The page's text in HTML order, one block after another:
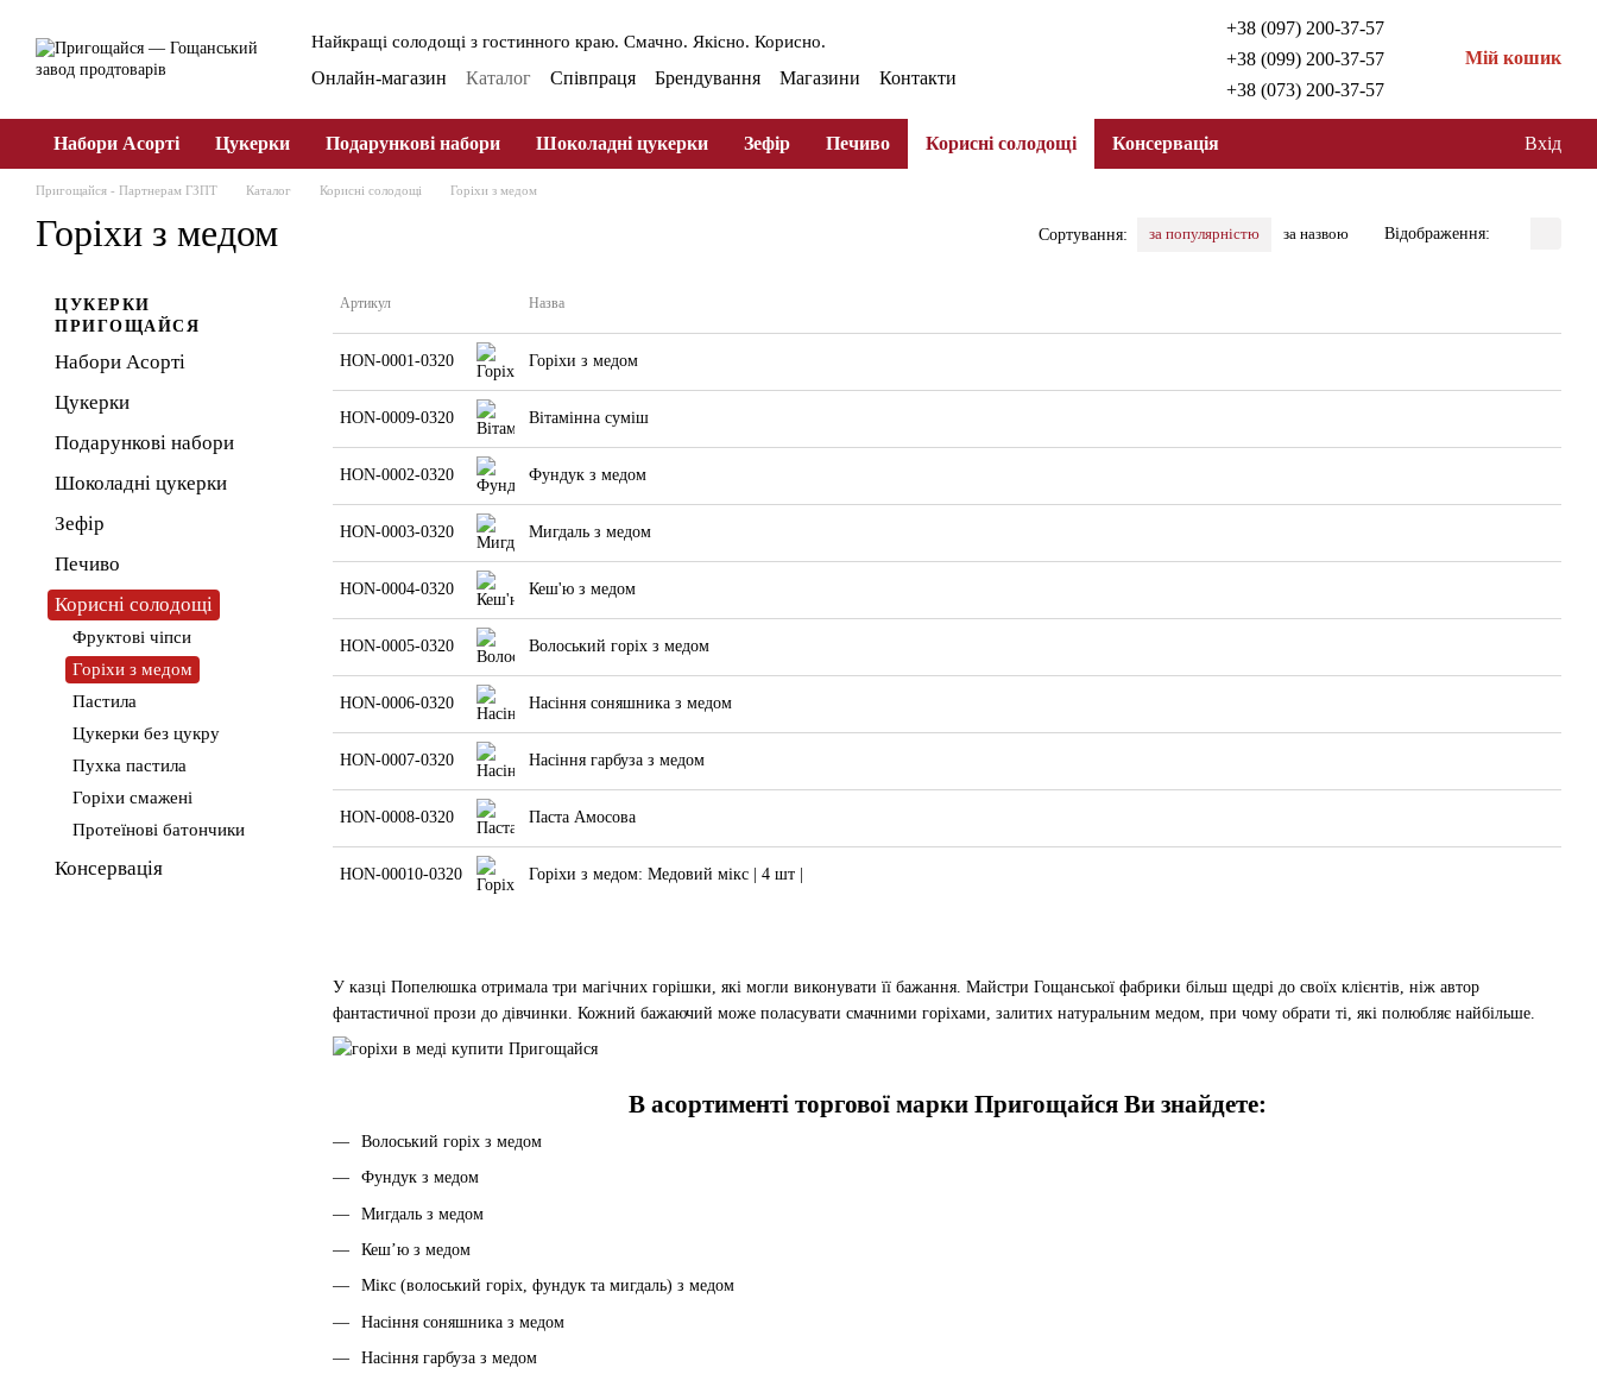
Найкращі солодощі з гостинного краю. Смачно. Якісно. Корисно.
Онлайн-магазин Каталог Співпраця Брендування Магазини
Контакти
+38 (097) 200-37-57
+38 (099) 200-37-57
+38 (073) 200-37-57
Мій кошик
Набори Асорті Цукерки Подарункові набори Шоколадні цукерки Зефір Печиво Корисні солодощі Консервація Вхід
Пригощайся - Партнерам ГЗПТ Каталог Корисні солодощі Горіхи з медом
Горіхи з медом Сортування: за популярністю за назвою Відображення:
У казці Попелюшка отримала три магічних горішки, які могли виконувати її бажання. Майстри Гощанської фабрики більш щедрі до своїх клієнтів, ніж автор
фантастичної прози до дівчинки. Кожний бажаючий може поласувати смачними горіхами, залитих натуральним медом, при чому обрати ті, які полюбляє найбільше.
В асортименті торгової марки Пригощайся Ви знайдете:
Волоський горіх з медом
Фундук з медом
Мигдаль з медом
Кеш’ю з медом
Мікс (волоський горіх, фундук та мигдаль) з медом
Насіння соняшника з медом
Насіння гарбуза з медом
Артикул Назва
HON-0001-0320 Горіхи з медом
HON-0009-0320 Вітамінна суміш
HON-0002-0320 Фундук з медом
HON-0003-0320 Мигдаль з медом
HON-0004-0320 Кеш'ю з медом
HON-0005-0320 Волоський горіх з медом
HON-0006-0320 Насіння соняшника з медом
HON-0007-0320 Насіння гарбуза з медом
HON-0008-0320 Паста Амосова
HON-00010-0320 Горіхи з медом: Медовий мікс | 4 шт |
ЦУКЕРКИ
ПРИГОЩАЙСЯ
Набори Асорті
Цукерки
Подарункові набори
Шоколадні цукерки
Зефір
Печиво
Корисні солодощі
Фруктові чіпси
Горіхи з медом
Пастила
Цукерки без цукру
Пухка пастила
Горіхи смажені
Протеїнові батончики
Консервація